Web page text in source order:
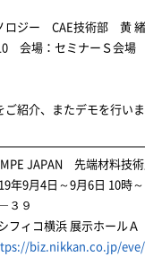
ロジー CAE技術部 黄
会場：セミナーＳ会
ご紹介、またデモを行い
JAPAN 先端材料技
年9月4日～9月6日 10時
３９
フィコ横浜 展示ホールＡ
biz.nikkan.co.jp/